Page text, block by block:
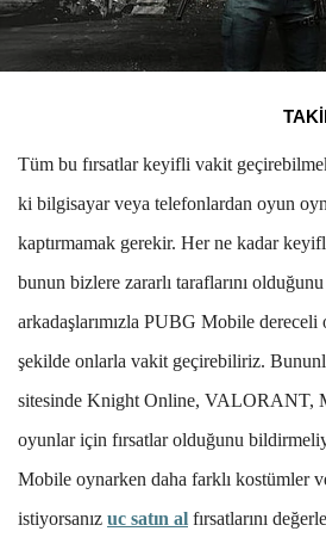
Tüm bu fırsatlar keyifli vakit
ki bilgisayar veya telefonlardan oyun
kaptırmamak gerekir. Her ne kadar
bunun bizlere zararlı taraflarını
arkadaşlarımızla PUBG Mobile
şekilde onlarla vakit geçirebiliriz.
sitesinde Knight Online, VALORANT,
oyunlar için fırsatlar olduğunu
Mobile oynarken daha farklı kostümler
istiyorsanız uc satın al fırsatlarını